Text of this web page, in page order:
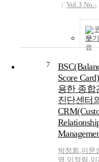
Vol.3 No.-
보기
7
Score
용한 종합
진단센터
박정희 ,이문
영 ,이정림 ,